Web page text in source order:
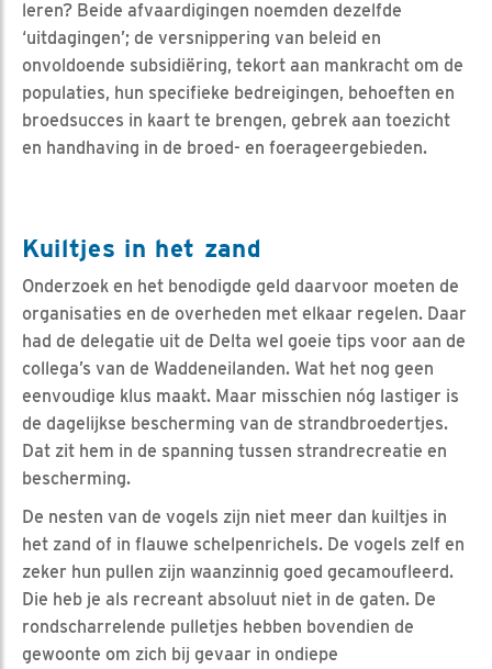
leren? Beide afvaardigingen noemden dezelfde
‘uitdagingen’; de versnippering van beleid en
onvoldoende subsidiëring, tekort aan mankracht om de
populaties, hun specifieke bedreigingen, behoeften en
broedsucces in kaart te brengen, gebrek aan toezicht
en handhaving in de broed- en foerageergebieden.
Kuiltjes in het zand
Onderzoek en het benodigde geld daarvoor moeten de
organisaties en de overheden met elkaar regelen. Daar
had de delegatie uit de Delta wel goeie tips voor aan de
collega’s van de Waddeneilanden. Wat het nog geen
eenvoudige klus maakt. Maar misschien nóg lastiger is
de dagelijkse bescherming van de strandbroedertjes.
Dat zit hem in de spanning tussen strandrecreatie en
bescherming.
De nesten van de vogels zijn niet meer dan kuiltjes in
het zand of in flauwe schelpenrichels. De vogels zelf en
zeker hun pullen zijn waanzinnig goed gecamoufleerd.
Die heb je als recreant absoluut niet in de gaten. De
rondscharrelende pulletjes hebben bovendien de
gewoonte om zich bij gevaar in ondiepe